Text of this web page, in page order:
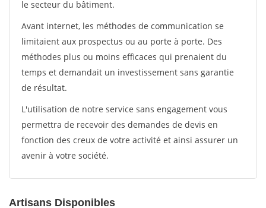
le secteur du bâtiment.
Avant internet, les méthodes de communication se
limitaient aux prospectus ou au porte à porte. Des
méthodes plus ou moins efficaces qui prenaient du
temps et demandait un investissement sans garantie
de résultat.
L'utilisation de notre service sans engagement vous
permettra de recevoir des demandes de devis en
fonction des creux de votre activité et ainsi assurer un
avenir à votre société.
Artisans Disponibles